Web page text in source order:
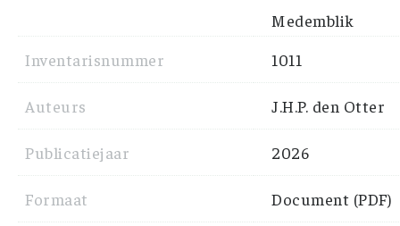
Medemblik
Inventarisnummer
1011
Auteurs J.H.P. den Otter
Publicatiejaar 2026
Formaat Document (PDF)